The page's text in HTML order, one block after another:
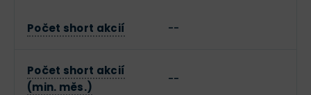
Počet short akcií --
Počet short akcií
(min. měs.)
--